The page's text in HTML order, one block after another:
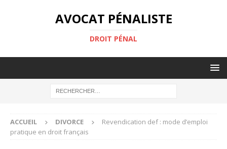
AVOCAT PÉNALISTE
DROIT PÉNAL
ACCUEIL DIVORCE
Revendication def : mode d’emploi
pratique en droit français